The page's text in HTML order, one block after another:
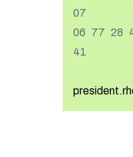
07
06 77 28
41